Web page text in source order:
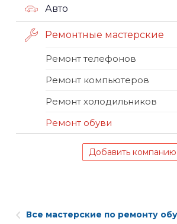
Авто
Ремонтные мастерские
Ремонт телефонов
Ремонт компьютеров
Ремонт холодильников
Ремонт обуви
Добавить компанию
Все мастерские по ремонту